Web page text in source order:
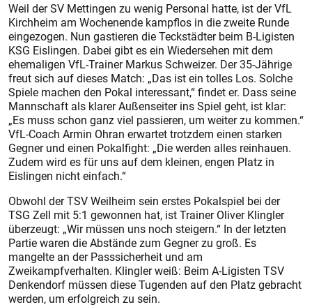
Weil der SV Mettingen zu wenig Personal hatte, ist der VfL
Kirchheim am Wochenende kampflos in die zweite Runde
eingezogen. Nun gastieren die Teckstädter beim B-Ligisten
KSG Eislingen. Dabei gibt es ein Wiedersehen mit dem
ehemaligen VfL-Trainer Markus Schweizer. Der 35-Jährige
freut sich auf dieses Match: „Das ist ein tolles Los. Solche
Spiele machen den Pokal interessant,“ findet er. Dass seine
Mannschaft als klarer Außenseiter ins Spiel geht, ist klar:
„Es muss schon ganz viel passieren, um weiter zu kommen.“
VfL-Coach Armin Ohran erwartet trotzdem einen starken
Gegner und einen Pokalfight: „Die werden alles reinhauen.
Zudem wird es für uns auf dem kleinen, engen Platz in
Eislingen nicht einfach.“
Obwohl der TSV Weilheim sein erstes Pokalspiel bei der
TSG Zell mit 5:1 gewonnen hat, ist Trainer Oliver Klingler
überzeugt: „Wir müssen uns noch steigern.“ In der letzten
Partie waren die Abstände zum Gegner zu groß. Es
mangelte an der Passsicherheit und am
Zweikampfverhalten. Klingler weiß: Beim A-Ligisten TSV
Denkendorf müssen diese Tugenden auf den Platz gebracht
werden, um erfolgreich zu sein.